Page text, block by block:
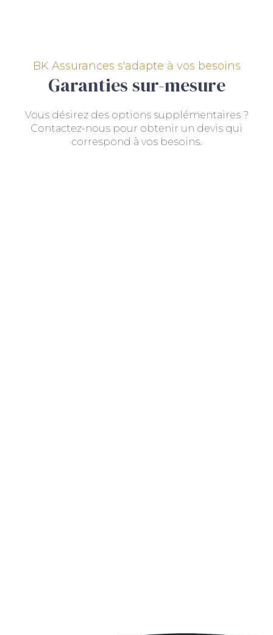
BK Assurances s'adapte à vos besoins
Garanties sur-mesure
Vous désirez des options supplémentaires ?
Contactez-nous pour obtenir un devis qui
correspond à vos besoins.